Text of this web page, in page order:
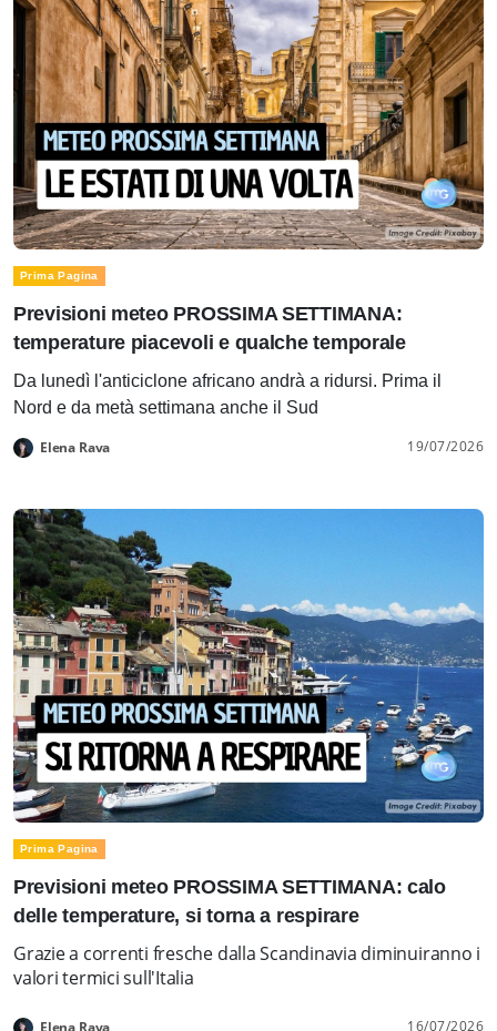
Prima Pagina
Previsioni meteo PROSSIMA SETTIMANA:
temperature piacevoli e qualche temporale
Da lunedì l'anticiclone africano andrà a ridursi. Prima il
Nord e da metà settimana anche il Sud
Elena Rava 19/07/2026
Prima Pagina
Previsioni meteo PROSSIMA SETTIMANA: calo
delle temperature, si torna a respirare
Grazie a correnti fresche dalla Scandinavia diminuiranno i
valori termici sull'Italia
Elena Rava 16/07/2026